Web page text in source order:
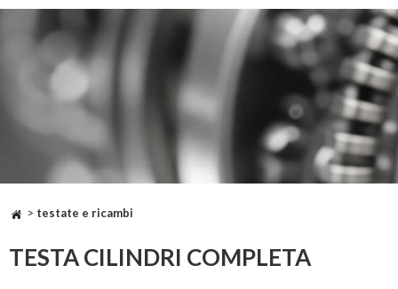
> testate e ricambi
TESTA CILINDRI COMPLETA